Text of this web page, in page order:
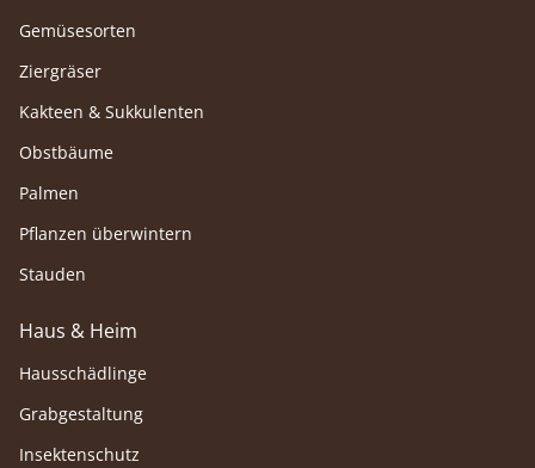
Gemüsesorten
Ziergräser
Kakteen & Sukkulenten
Obstbäume
Palmen
Pflanzen überwintern
Stauden
Haus & Heim
Hausschädlinge
Grabgestaltung
Insektenschutz